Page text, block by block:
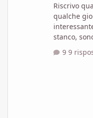
Riscrivo
qualche
stanco,
monitor a
limito ad
9